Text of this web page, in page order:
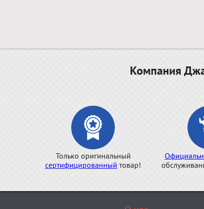
Компания
Только оригинальный
сертифицированный товар!